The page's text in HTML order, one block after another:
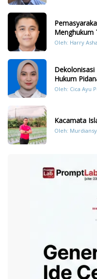
Menghukum
Oleh: Harry
Dekolonisasi
Hukum
Oleh: Cica Ayu
Kacamata
Oleh: